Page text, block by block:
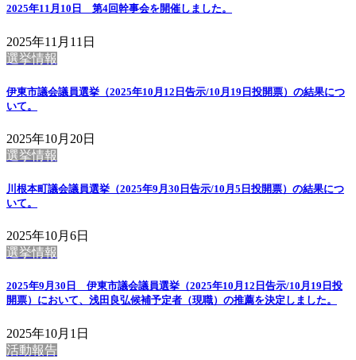
2025年11月10日 第4回幹事会を開催しました。
2025年11月11日
選挙情報
伊東市議会議員選挙（2025年10月12日告示/10月19日投開票）の結果につ
いて。
2025年10月20日
選挙情報
川根本町議会議員選挙（2025年9月30日告示/10月5日投開票）の結果につ
いて。
2025年10月6日
選挙情報
2025年9月30日 伊東市議会議員選挙（2025年10月12日告示/10月19日投
開票）において、浅田良弘候補予定者（現職）の推薦を決定しました。
2025年10月1日
活動報告